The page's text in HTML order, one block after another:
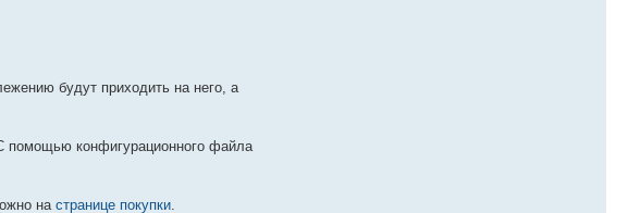
будут приходить на него, а
помощью конфигурационного файла
на странице покупки.